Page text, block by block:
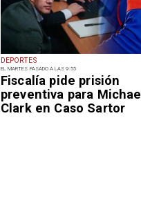
DEPORTES
EL MARTES PASADO A LAS 9:55
Fiscalía pide prisión
preventiva para Michael
Clark en Caso Sartor